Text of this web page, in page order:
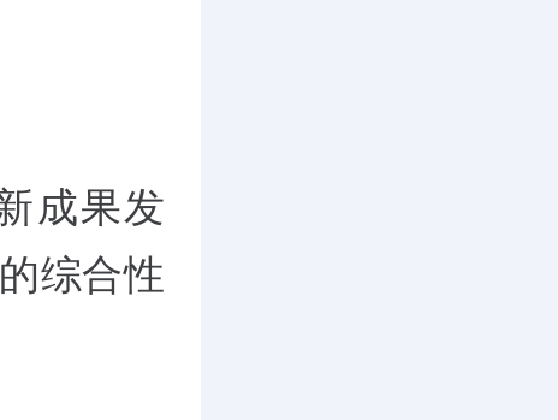
成果发
综合性